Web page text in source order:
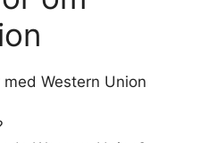
Western Union